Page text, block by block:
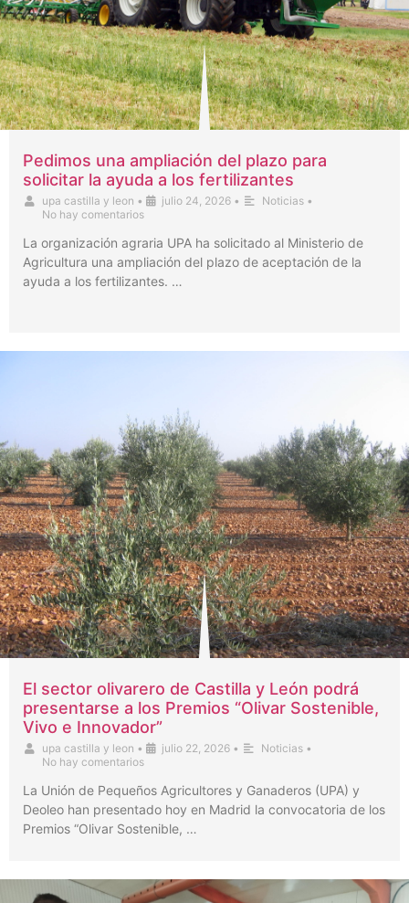
Pedimos una ampliación del plazo para
solicitar la ayuda a los fertilizantes
upa castilla y leon • julio 24, 2026 • Noticias •
No hay comentarios
La organización agraria UPA ha solicitado al Ministerio de
Agricultura una ampliación del plazo de aceptación de la
ayuda a los fertilizantes. …
El sector olivarero de Castilla y León podrá
presentarse a los Premios “Olivar Sostenible,
Vivo e Innovador”
upa castilla y leon • julio 22, 2026 • Noticias •
No hay comentarios
La Unión de Pequeños Agricultores y Ganaderos (UPA) y
Deoleo han presentado hoy en Madrid la convocatoria de los
Premios “Olivar Sostenible, …